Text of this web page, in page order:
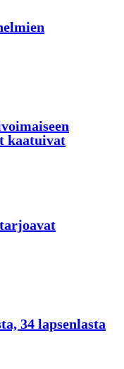
kaatuivat
34 lapsenlasta